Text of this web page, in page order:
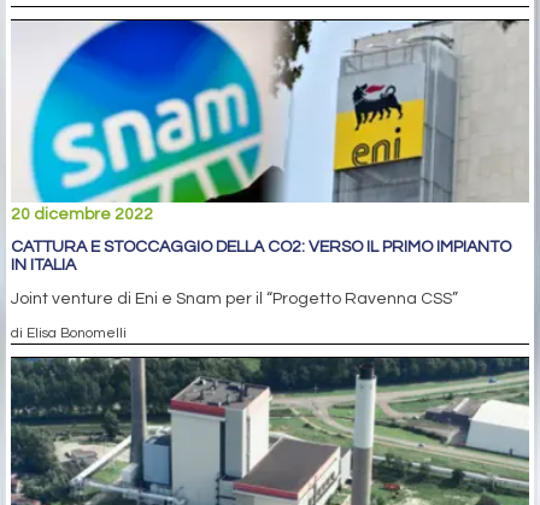
20 dicembre 2022
CATTURA E STOCCAGGIO DELLA CO2: VERSO IL PRIMO IMPIANTO
IN ITALIA
Joint venture di Eni e Snam per il “Progetto Ravenna CSS”
di Elisa Bonomelli